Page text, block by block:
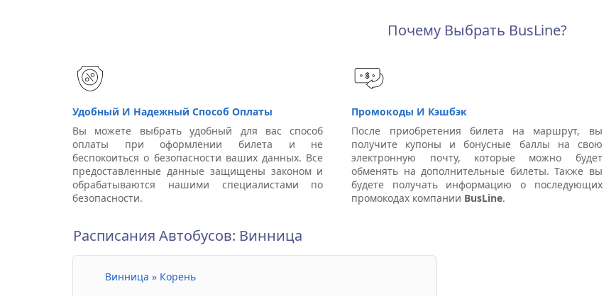
Почему Выбрать BusLine?
Удобный И Надежный Способ Оплаты
Вы можете выбрать удобный для вас способ
оплаты при оформлении билета и не
беспокоиться о безопасности ваших данных. Все
предоставленные данные защищены законом и
обрабатываются нашими специалистами по
безопасности.
Промокоды И Кэшбэк
После приобретения билета на маршрут, вы
получите купоны и бонусные баллы на свою
электронную почту, которые можно будет
обменять на дополнительные билеты. Также вы
будете получать информацию о последующих
промокодах компании BusLine.
Расписания Автобусов: Винница
Винница » Корень